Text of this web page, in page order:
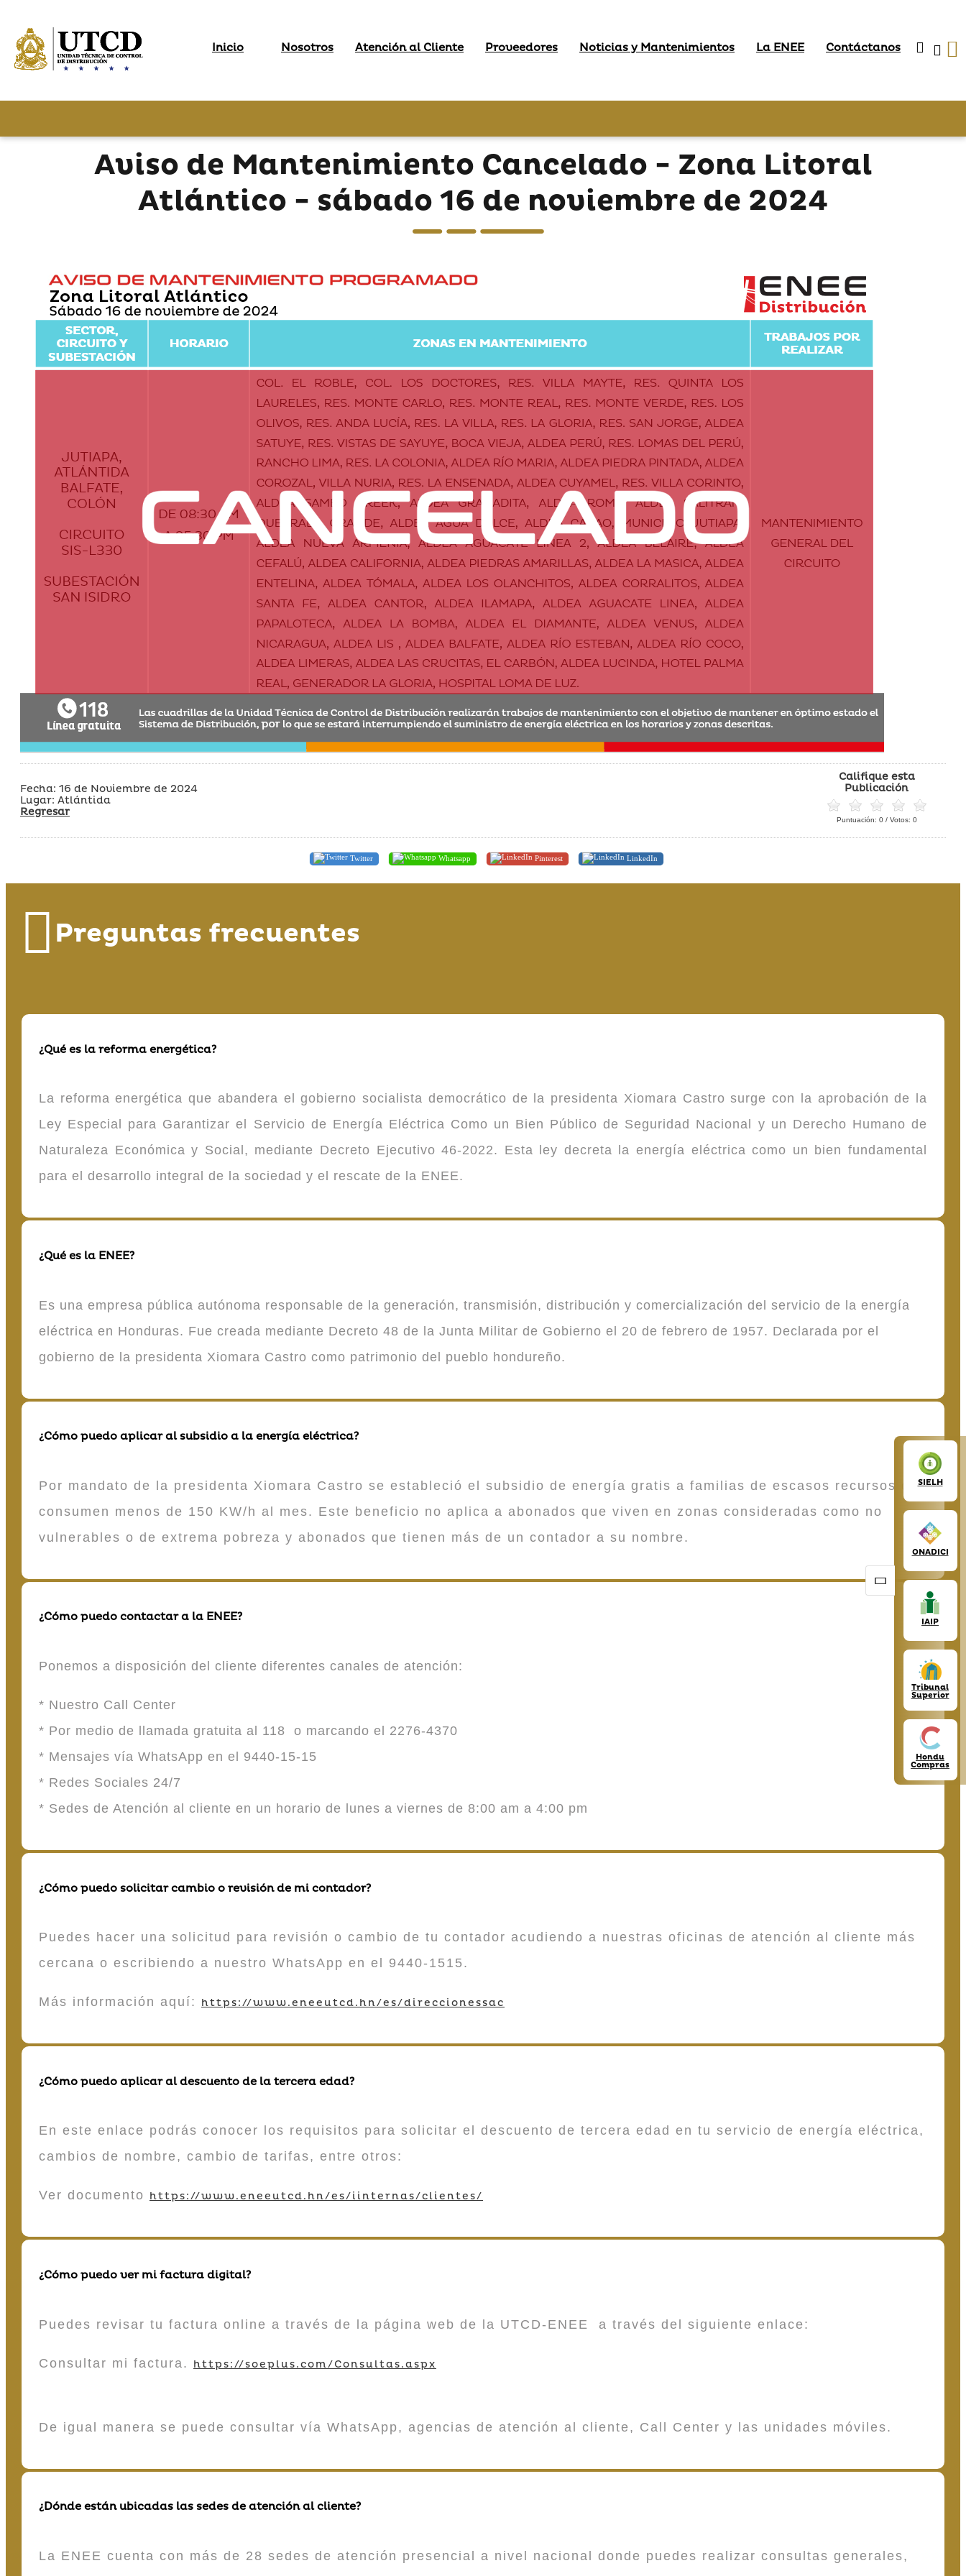
Inicio Nosotros Atención al Cliente Proveedores Noticias y Mantenimientos La ENEE Contáctanos
SIELH
ONADICI
IAIP
Tribunal
Superior
Hondu
Compras
Aviso de Mantenimiento Cancelado - Zona Litoral
Atlántico - sábado 16 de noviembre de 2024
Fecha: 16 de Noviembre de 2024
Lugar: Atlántida
Regresar
Califique esta
Publicación
Puntuación: 0/ Votos: 0
Twitter Whatsapp Pinterest LinkedIn
Preguntas frecuentes
¿Qué es la reforma energética?
La reforma energética que abandera el gobierno socialista democrático de la presidenta Xiomara Castro surge con la aprobación de la
Ley Especial para Garantizar el Servicio de Energía Eléctrica Como un Bien Público de Seguridad Nacional y un Derecho Humano de
Naturaleza Económica y Social, mediante Decreto Ejecutivo 46-2022. Esta ley decreta la energía eléctrica como un bien fundamental
para el desarrollo integral de la sociedad y el rescate de la ENEE.
¿Qué es la ENEE?
Es una empresa pública autónoma responsable de la generación, transmisión, distribución y comercialización del servicio de la energía
eléctrica en Honduras. Fue creada mediante Decreto 48 de la Junta Militar de Gobierno el 20 de febrero de 1957. Declarada por el
gobierno de la presidenta Xiomara Castro como patrimonio del pueblo hondureño.
¿Cómo puedo aplicar al subsidio a la energía eléctrica?
Por mandato de la presidenta Xiomara Castro se estableció el subsidio de energía gratis a familias de escasos recursos que
consumen menos de 150 KW/h al mes. Este beneficio no aplica a abonados que viven en zonas consideradas como no
vulnerables o de extrema pobreza y abonados que tienen más de un contador a su nombre.
¿Cómo puedo contactar a la ENEE?
Ponemos a disposición del cliente diferentes canales de atención:
* Nuestro Call Center
* Por medio de llamada gratuita al 118 o marcando el 2276-4370
* Mensajes vía WhatsApp en el 9440-15-15
* Redes Sociales 24/7
* Sedes de Atención al cliente en un horario de lunes a viernes de 8:00 am a 4:00 pm
¿Cómo puedo solicitar cambio o revisión de mi contador?
Puedes hacer una solicitud para revisión o cambio de tu contador acudiendo a nuestras oficinas de atención al cliente más
cercana o escribiendo a nuestro WhatsApp en el 9440-1515.
Más información aquí: https://www.eneeutcd.hn/es/direccionessac
¿Cómo puedo aplicar al descuento de la tercera edad?
En este enlace podrás conocer los requisitos para solicitar el descuento de tercera edad en tu servicio de energía eléctrica,
cambios de nombre, cambio de tarifas, entre otros:
Ver documento https://www.eneeutcd.hn/es/iinternas/clientes/
¿Cómo puedo ver mi factura digital?
Puedes revisar tu factura online a través de la página web de la UTCD-ENEE a través del siguiente enlace:
Consultar mi factura. https://soeplus.com/Consultas.aspx
De igual manera se puede consultar vía WhatsApp, agencias de atención al cliente, Call Center y las unidades móviles.
¿Dónde están ubicadas las sedes de atención al cliente?
La ENEE cuenta con más de 28 sedes de atención presencial a nivel nacional donde puedes realizar consultas generales,